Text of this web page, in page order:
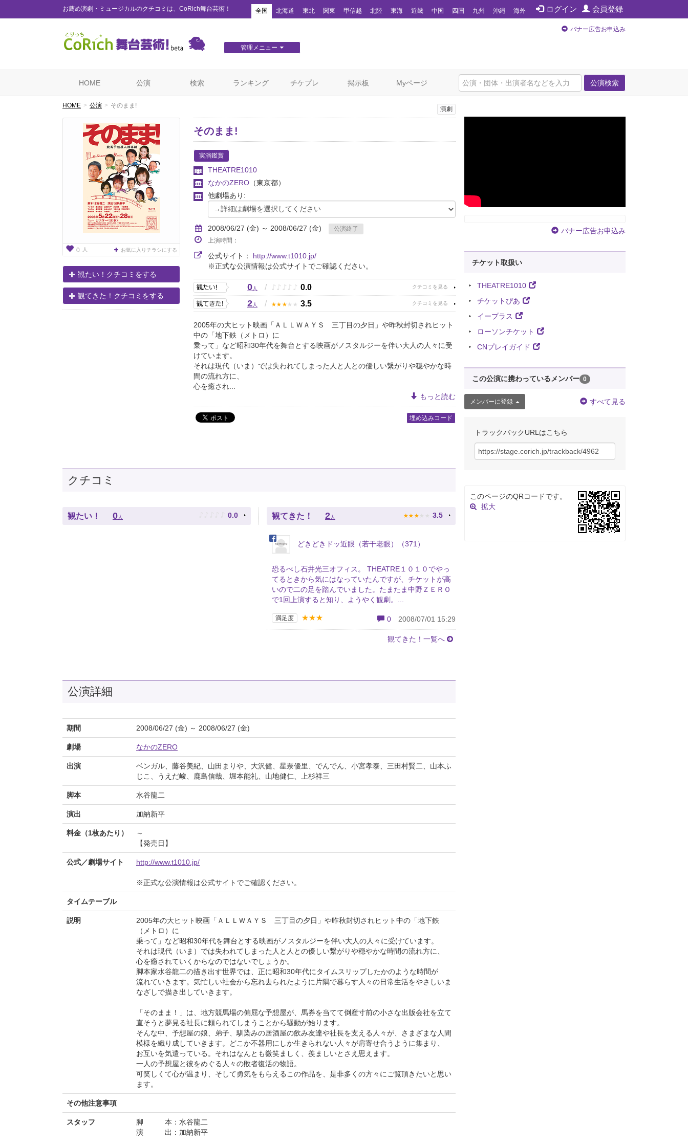
お薦め演劇・ミュージカルのクチコミは、CoRich舞台芸術！ ログイン 会員登録
全国 北海道 東北 関東 甲信越 北陸 東海 近畿 中国 四国 九州 沖縄 海外
管理メニュー
バナー広告お申込み
公演検索
HOME 公演 検索 ランキング チケプレ 掲示板 Myページ
HOME 公演 そのまま!
0 人 お気に入りチラシにする
観たい！クチコミをする
観てきた！クチコミをする
演劇
そのまま!
実演鑑賞
THEATRE1010
なかのZERO （東京都）
他劇場あり:
2008/06/27 (金) ～ 2008/06/27 (金)
公演終了
上演時間：
公式サイト： http://www.t1010.jp/
※正式な公演情報は公式サイトでご確認ください。
0人 / ♪ ♪ ♪ ♪ ♪ 0.0
2人 / ★ ★ ★ ★ ★ 3.5
2005年の大ヒット映画「ＡＬＬＷＡＹＳ 三丁目の夕日」や昨秋封切されヒット
中の「地下鉄（メトロ）に
乗って」など昭和30年代を舞台とする映画がノスタルジーを伴い大人の人々に受
けています。
それは現代（いま）では失われてしまった人と人との優しい繋がりや穏やかな時
間の流れ方に、
心を癒され...
もっと読む
埋め込みコード
クチコミ
観たい！ 0 人 ♪ ♪ ♪ ♪ ♪ 0.0 観てきた！ 2 人 ★ ★ ★ ★ ★ 3.5
どきどきドッ近眼（若干老眼）（371）
恐るべし石井光三オフィス。 THEATRE１０１０でやっ
てるときから気にはなっていたんですが、チケットが高
いので二の足を踏んでいました。たまたま中野ＺＥＲＯ
で1回上演すると知り、ようやく観劇。...
満足度 ★★★ 0 2008/07/01 15:29
観てきた！一覧へ
公演詳細
期間 2008/06/27 (金) ～ 2008/06/27 (金)
劇場 なかのZERO
出演
ベンガル、藤谷美紀、山田まりや、大沢健、星奈優里、でんでん、小宮孝泰、三田村賢二、山本ふ
じこ、うえだ峻、鹿島信哉、堀本能礼、山地健仁、上杉祥三
脚本 水谷龍二
演出 加納新平
料金（1枚あたり）
～
【発売日】
公式／劇場サイト http://www.t1010.jp/
※正式な公演情報は公式サイトでご確認ください。
タイムテーブル
説明
2005年の大ヒット映画「ＡＬＬＷＡＹＳ 三丁目の夕日」や昨秋封切されヒット中の「地下鉄
（メトロ）に
乗って」など昭和30年代を舞台とする映画がノスタルジーを伴い大人の人々に受けています。
それは現代（いま）では失われてしまった人と人との優しい繋がりや穏やかな時間の流れ方に、
心を癒されていくからなのではないでしょうか。
脚本家水谷龍二の描き出す世界では、正に昭和30年代にタイムスリップしたかのような時間が
流れていきます。気忙しい社会から忘れ去られたように片隅で暮らす人々の日常生活をやさしいま
なざしで描き出していきます。
「そのまま！」は、地方競馬場の偏屈な予想屋が、馬券を当てて倒産寸前の小さな出版会社を立て
直そうと夢見る社長に頼られてしまうことから騒動が始ります。
そんな中、予想屋の娘、弟子、馴染みの居酒屋の飲み友達や社長を支える人々が、さまざまな人間
模様を織り成していきます。どこか不器用にしか生きられない人々が肩寄せ合うように集まり、
お互いを気遣っている。それはなんとも微笑ましく、羨ましいとさえ思えます。
一人の予想屋と彼をめぐる人々の敗者復活の物語。
可笑しくて心が温まり、そして勇気をもらえるこの作品を、是非多くの方々にご覧頂きたいと思い
ます。
その他注意事項
スタッフ
脚 本：水谷龍二
演 出：加納新平
バナー広告お申込み
チケット取扱い
THEATRE1010
チケットぴあ
イープラス
ローソンチケット
CNプレイガイド
この公演に携わっているメンバー 0
メンバーに登録 すべて見る
トラックバックURLはこちら
このページのQRコードです。
拡大